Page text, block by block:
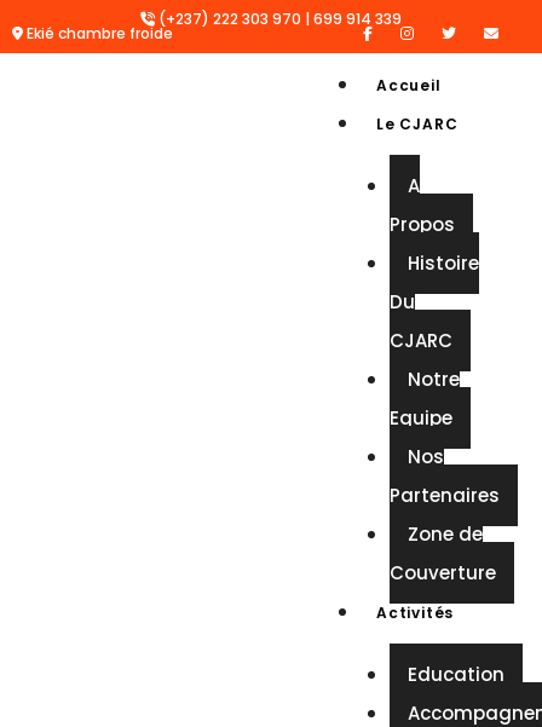
(+237) 222 303 970 | 699 914 339
Ekié chambre froide
Accueil
Le CJARC
A
Propos
Histoire
Du
CJARC
Notre
Equipe
Nos
Partenaires
Zone de
Couverture
Activités
Education